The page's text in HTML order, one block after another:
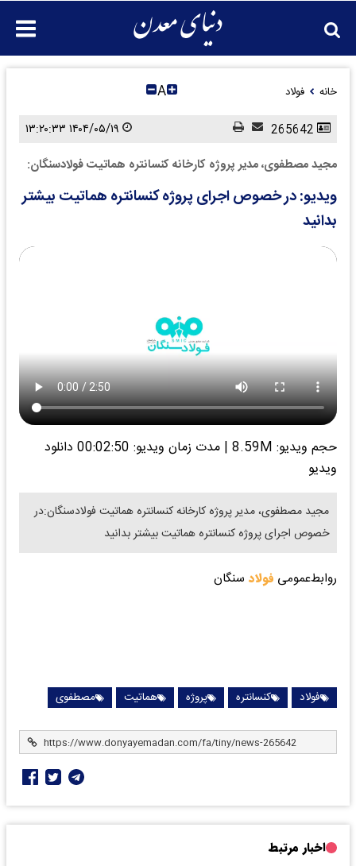
خانه فولاد A
مجید مصطفوی، مدیر پروژه کارخانه کنسانتره هماتیت فولادسنگان:
ویدیو: در خصوص اجرای پروژه کنسانتره هماتیت بیشتر
بدانید
حجم ویدیو: 8.59M | مدت زمان ویدیو: 00:02:50
دانلود
ویدیو
مجید مصطفوی، مدیر پروژه کارخانه کنسانتره هماتیت فولادسنگان:در
خصوص اجرای پروژه کنسانتره هماتیت بیشتر بدانید
روابط‌عمومی فولاد سنگان
فولاد کنسانتره پروژه هماتیت مصطفوی
اخبار مرتبط